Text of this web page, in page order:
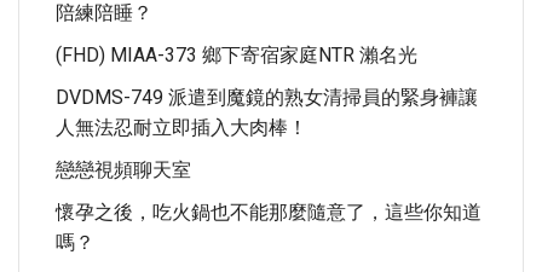
陪練陪睡？
(FHD) MIAA-373 鄉下寄宿家庭NTR 瀨名光
DVDMS-749 派遣到魔鏡的熟女清掃員的緊身褲讓
人無法忍耐立即插入大肉棒！
戀戀視頻聊天室
懷孕之後，吃火鍋也不能那麼隨意了，這些你知道
嗎？